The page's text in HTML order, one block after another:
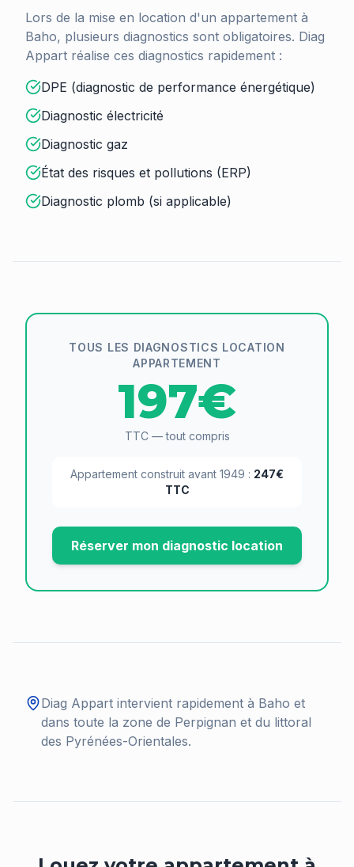
Lors de la mise en location d'un appartement à
Baho, plusieurs diagnostics sont obligatoires. Diag
Appart réalise ces diagnostics rapidement :
DPE (diagnostic de performance énergétique)
Diagnostic électricité
Diagnostic gaz
État des risques et pollutions (ERP)
Diagnostic plomb (si applicable)
TOUS LES DIAGNOSTICS LOCATION
APPARTEMENT
197€
TTC — tout compris
Appartement construit avant 1949 : 247€
TTC
Réserver mon diagnostic location
Diag Appart intervient rapidement à Baho et
dans toute la zone de Perpignan et du littoral
des Pyrénées-Orientales.